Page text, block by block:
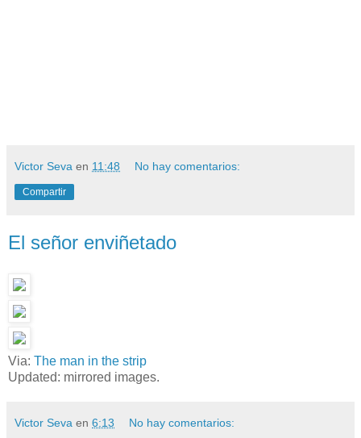
Victor Seva en 11:48 No hay comentarios:
Compartir
El señor enviñetado
Via: The man in the strip
Updated: mirrored images.
Victor Seva en 6:13 No hay comentarios: